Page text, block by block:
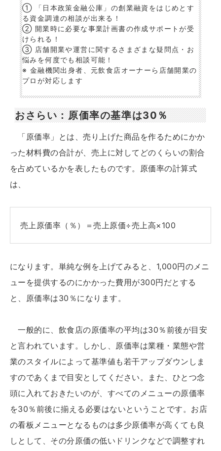
① 「日本政策金融公庫」の創業融資をはじめとす
る資金調達の相談が出来る！
② 開業時に必要な事業計画書の作成サポートが受
けられる！
③ 店舗開業や運営に関するさまざまな疑問点・お
悩みを何度でも相談可能！
※ 金融機関出身者、元飲食店オーナーら店舗開業の
プロが対応します
おさらい：原価率の基準は30％
「原価率」とは、売り上げた商品を作るためにかか
った材料費の合計が、売上に対してどのくらいの割合
を占めているかを表したものです。原価率の計算式
は、
売上原価率（％）＝売上原価÷売上高×100
になります。単純な例を上げてみると、1,000円のメニ
ューを提供するのにかかった費用が300円だとする
と、原価率は30％になります。
一般的に、飲食店の原価率の平均は30％前後が目安
と言われています。しかし、原価率は業種・業態や営
業のスタイルによって基準値も若干アップダウンしま
すのであくまで目安としてください。また、ひとつ念
頭に入れておきたいのが、すべてのメニューの原価率
を30％前後に揃える必要はないということです。お店
の看板メニューとなるものは多少原価率が高くても良
しとして、その分原価の低いドリンクなどで調整すれ